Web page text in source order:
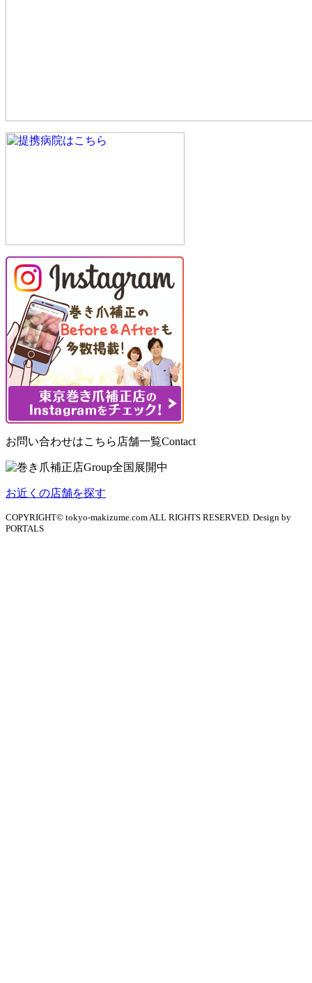
お問い合わせはこちら 店舗一覧Contact
お近くの店舗を探す
COPYRIGHT© tokyo-makizume.com ALL RIGHTS RESERVED. Design by
PORTALS